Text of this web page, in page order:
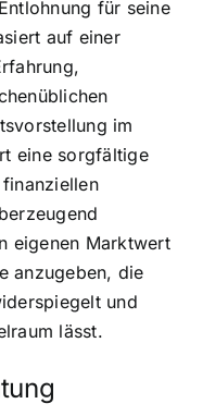
für seine
auf einer
im
eine sorgfältige
eigenen Marktwert
anzugeben, die
und
lässt.